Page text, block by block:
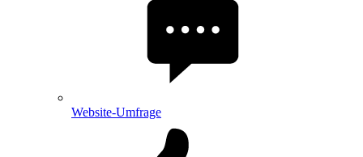
Website-Umfrage